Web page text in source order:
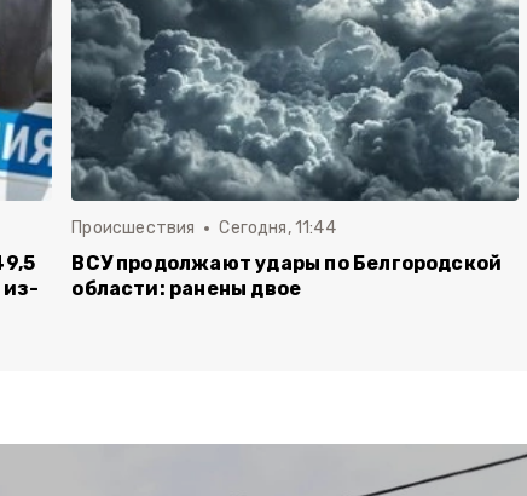
из-
Происшествия Сегодня, 11:44
ВСУ продолжают удары по Белгородской
области: ранены двое